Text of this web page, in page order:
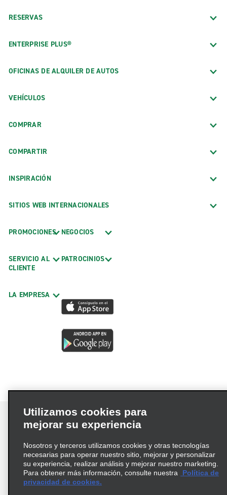
RESERVAS
ENTERPRISE PLUS®
OFICINAS DE ALQUILER DE AUTOS
VEHÍCULOS
COMPRAR
COMPARTIR
INSPIRACIÓN
SITIOS WEB INTERNACIONALES
PROMOCIONES
SERVICIO AL
CLIENTE
LA EMPRESA
NEGOCIOS
PATROCINIOS
Términos de uso
Política de privacidad
Política de cookies
Información de Salud del Consumidor
Utilizamos cookies para
mejorar su experiencia
Nosotros y terceros utilizamos cookies y otras tecnologías
necesarias para operar nuestro sitio, mejorar y personalizar
su experiencia, realizar análisis y mejorar nuestro marketing.
Para obtener más información, consulte nuestra
Política de
privacidad de cookies.